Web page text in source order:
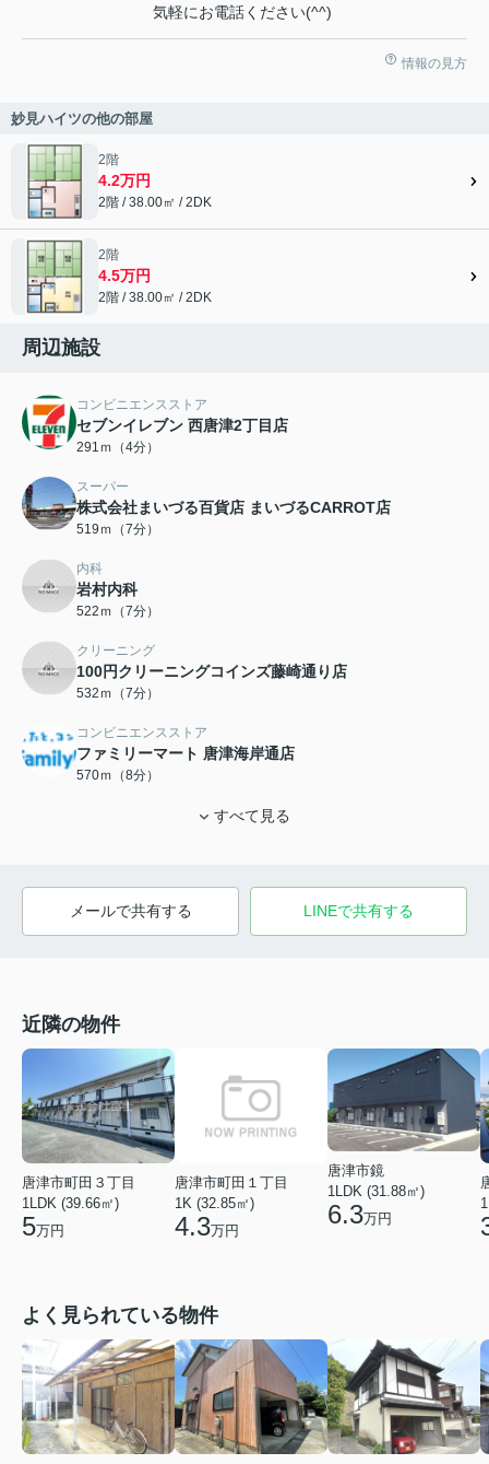
気軽にお電話ください(^^)
情報の見方
妙見ハイツの他の部屋
2階
4.2万円
2階 / 38.00㎡ / 2DK
2階
4.5万円
2階 / 38.00㎡ / 2DK
周辺施設
コンビニエンスストア
セブンイレブン 西唐津2丁目店
291ｍ（4分）
スーパー
株式会社まいづる百貨店 まいづるCARROT店
519ｍ（7分）
内科
岩村内科
522ｍ（7分）
クリーニング
100円クリーニングコインズ藤崎通り店
532ｍ（7分）
コンビニエンスストア
ファミリーマート 唐津海岸通店
570ｍ（8分）
すべて見る
メールで共有する LINEで共有する
近隣の物件
唐津市町田３丁目
1LDK (39.66㎡)
5万円
唐津市町田１丁目
1K (32.85㎡)
4.3万円
唐津市鏡
1LDK (31.88㎡)
6.3万円
よく見られている物件